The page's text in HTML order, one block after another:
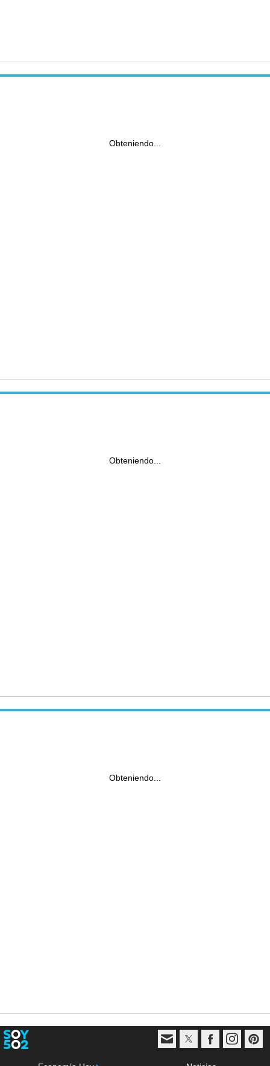
Obteniendo...
Obteniendo...
Obteniendo...